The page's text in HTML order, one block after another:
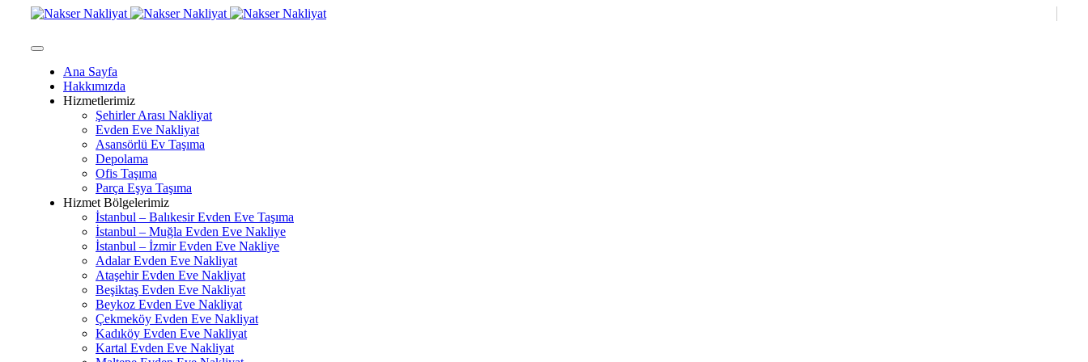
Ana Sayfa
Hakkımızda
Hizmetlerimiz
Şehirler Arası Nakliyat
Evden Eve Nakliyat
Asansörlü Ev Taşıma
Depolama
Ofis Taşıma
Parça Eşya Taşıma
Hizmet Bölgelerimiz
İstanbul – Balıkesir Evden Eve Taşıma
İstanbul – Muğla Evden Eve Nakliye
İstanbul – İzmir Evden Eve Nakliye
Adalar Evden Eve Nakliyat
Ataşehir Evden Eve Nakliyat
Beşiktaş Evden Eve Nakliyat
Beykoz Evden Eve Nakliyat
Çekmeköy Evden Eve Nakliyat
Kadıköy Evden Eve Nakliyat
Kartal Evden Eve Nakliyat